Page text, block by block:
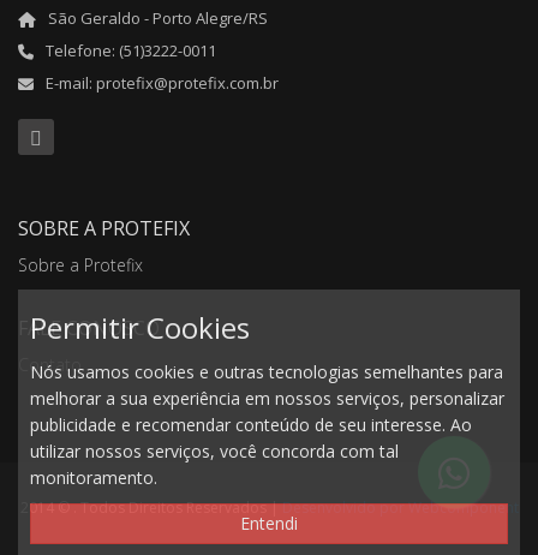
São Geraldo - Porto Alegre/RS
Telefone: (51)3222-0011
E-mail: protefix@protefix.com.br
SOBRE A PROTEFIX
Sobre a Protefix
FALE CONOSCO
Contato
2014 © . Todos Direitos Reservados |Desenvolvido por Webcomponent
Permitir Cookies
Nós usamos cookies e outras tecnologias semelhantes para
melhorar a sua experiência em nossos serviços, personalizar
publicidade e recomendar conteúdo de seu interesse. Ao
utilizar nossos serviços, você concorda com tal
monitoramento.
Entendi